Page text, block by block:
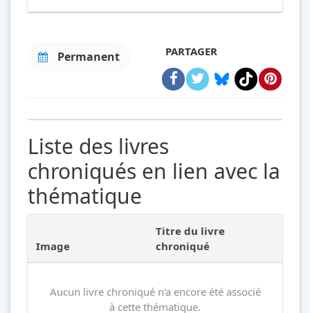
Permanent PARTAGER
Liste des livres
chroniqués en lien avec la
thématique
Image
Titre du livre
chroniqué
Aucun livre chroniqué n'a encore été associé
à cette thématique.